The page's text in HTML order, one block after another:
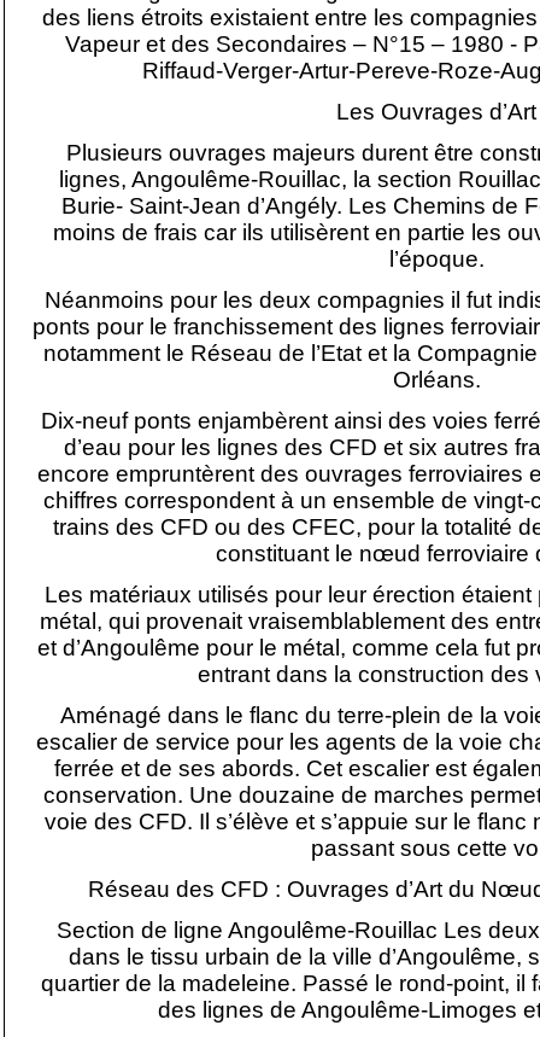
des liens étroits existaient entre les
Vapeur et des Secondaires – N°15 – 1980 -
Riffaud-Verger-Artur-Pereve-Roze-
Les Ouvrages d’Art
Plusieurs ouvrages majeurs durent être
lignes, Angoulême-Rouillac, la section
Burie- Saint-Jean d’Angély. Les Chemins de
moins de frais car ils utilisèrent en partie les
l’époque.
Néanmoins pour les deux compagnies il fut
ponts pour le franchissement des lignes
notamment le Réseau de l’Etat et la
Orléans.
Dix-neuf ponts enjambèrent ainsi des voies
d’eau pour les lignes des CFD et six autres
encore empruntèrent des ouvrages ferroviaires
chiffres correspondent à un ensemble de
trains des CFD ou des CFEC, pour la totalité
constituant le nœud ferroviaire
Les matériaux utilisés pour leur érection
métal, qui provenait vraisemblablement des
et d’Angoulême pour le métal, comme cela fut
entrant dans la construction des
Aménagé dans le flanc du terre-plein de la
escalier de service pour les agents de la voie
ferrée et de ses abords. Cet escalier est
conservation. Une douzaine de marches
voie des CFD. Il s’élève et s’appuie sur le
passant sous cette
Réseau des CFD : Ouvrages d’Art du
Section de ligne Angoulême-Rouillac Les
dans le tissu urbain de la ville d’Angoulême,
quartier de la madeleine. Passé le rond-point, il
des lignes de Angoulême-Limoges